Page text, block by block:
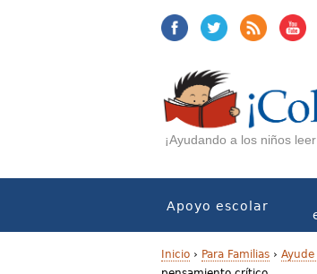
¡Ayudando a los niños
Apoyo escolar
Inicio › Para Familias ›